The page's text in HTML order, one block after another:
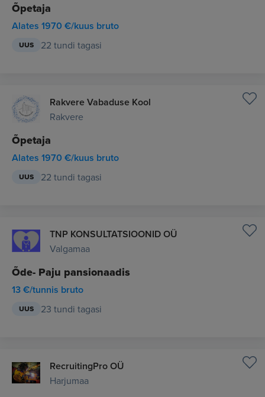
Õpetaja
Alates 1970 €/kuus bruto
UUS 22 tundi tagasi
Rakvere Vabaduse Kool
Rakvere
Õpetaja
Alates 1970 €/kuus bruto
UUS 22 tundi tagasi
TNP KONSULTATSIOONID OÜ
Valgamaa
Õde- Paju pansionaadis
13 €/tunnis bruto
UUS 23 tundi tagasi
RecruitingPro OÜ
Harjumaa